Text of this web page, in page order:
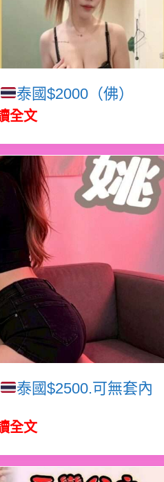
泰國$2000（佛）
全文
泰國$2500.可無套內
全文